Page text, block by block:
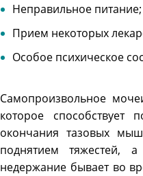
Неправильное питание;
Прием некоторых
Особое психическое
Самопроизвольное
которое
окончания тазовых
поднятием тяжестей,
недержание бывает во